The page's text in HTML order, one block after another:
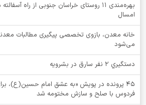
بهره‌مندی ۱۱ روستای خراسان جنوبی از راه
امسال
خانه معدن، بازوی تخصصی پیگیری مطالبات
می‌شود
دستگيري 2 نفر سارق در بشرويه
۴۵ پرونده در پویش «به عشق امام حسین(ع)،
فردوس با صلح و سازش مختومه شد